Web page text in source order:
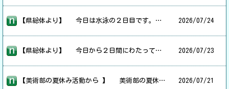
【県総体より】 今日は水泳の２日目です。昨日同様、会場はものすごい熱気です。本校からはフリーリレーと個人種目に出場しました。２日間にわたる熱戦、本当にお疲れさまでした。 【ワークキャンプより】 福祉体験学習ワークキャンプの第一期目をしています。今日はその最終日です。本校から２名、広陵児童館にお世話になっています。今日は広陵小の学童保育コーナーで活動をしていました。３日間だけですが、自身の将来について考えるきっかけになればと思います。 2026/07/24
【県総体より】 今日から２日間にわたって水泳競技の県大会です。スイミングで活動している４名が、メドレーリレーといくつかの個人種目に出場しました。さすが県大会ともなると観客席はほぼ満席で、高温高湿の熱気あふれる会場でした。選手のレベルも高く、熱い戦いが見られました。 2026/07/23
【美術部の夏休み活動から 】 美術部の夏休みの活動を覗いてきました。本校の文化部は９月に行われる文化発表会まで活動を続けます。美術部は８月中に作品を完成させ、９月は展示の準備をするとのことです。美術部にお邪魔すると、ちょうど文化発表会に向けての作品を作っている最中でした。これに色付けして完成させていくようです。文化発表会で完成されたものが展示されるのを楽しみにしています。 2026/07/21